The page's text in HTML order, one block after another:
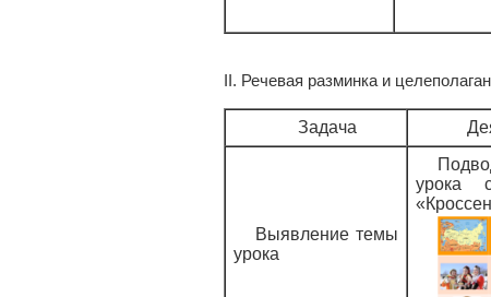
II. Речевая разминка и
Задача
Выявление темы
урока
урока